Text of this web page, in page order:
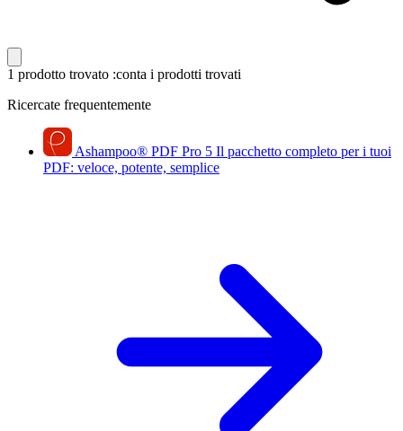
1 prodotto trovato :conta i prodotti trovati
Ricercate frequentemente
Ashampoo® PDF Pro 5 Il pacchetto completo per i tuoi
PDF: veloce, potente, semplice